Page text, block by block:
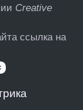
Creative
ссылка на